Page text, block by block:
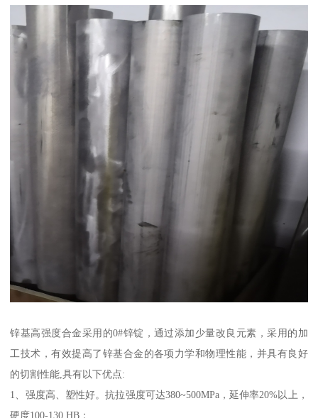
锌基高强度合金采用的0#锌锭，通过添加少量改良元素，采用的加
工技术，有效提高了锌基合金的各项力学和物理性能，并具有良好
的切割性能,具有以下优点:
1、强度高、塑性好。抗拉强度可达380~500MPa，延伸率20%以上，
硬度100-130 HB；